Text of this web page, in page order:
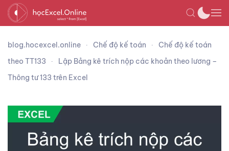
blog.hocexcel.online Chế độ kế toán
Chế độ kế toán
theo TT133
Lập Bảng kê trích nộp các khoản theo lương –
Thông tư 133 trên Excel